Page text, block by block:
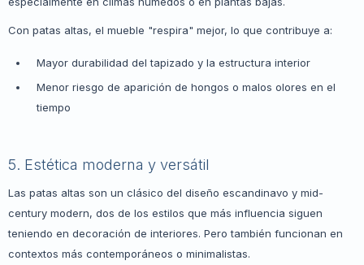
Con patas altas, el mueble "respira" mejor, lo que contribuye a:
Mayor durabilidad del tapizado y la estructura interior
Menor riesgo de aparición de hongos o malos olores en el
tiempo
5. Estética moderna y versátil
Las patas altas son un clásico del diseño escandinavo y mid-
century modern, dos de los estilos que más influencia siguen
teniendo en decoración de interiores. Pero también funcionan en
contextos más contemporáneos o minimalistas.